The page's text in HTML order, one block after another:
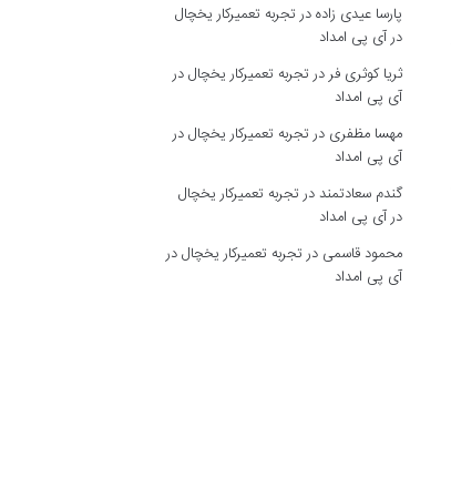
پارسا عیدی زادهدرتجربه تعمیرکار یخچال
در آی پی امداد
ثریا کوثری فردرتجربه تعمیرکار یخچال در
آی پی امداد
مهسا مظفری درتجربه تعمیرکار یخچال در
آی پی امداد
گندم سعادتمنددرتجربه تعمیرکار یخچال
در آی پی امداد
محمود قاسمی درتجربه تعمیرکار یخچال در
آی پی امداد